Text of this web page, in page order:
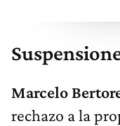
Marcelo
rechazo a la